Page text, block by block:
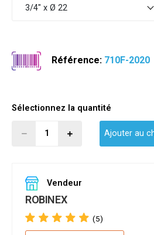
3/4" x Ø 22
Référence: 710F-2020
Sélectionnez la quantité
Ajouter au
Vendeur
ROBINEX
(5)